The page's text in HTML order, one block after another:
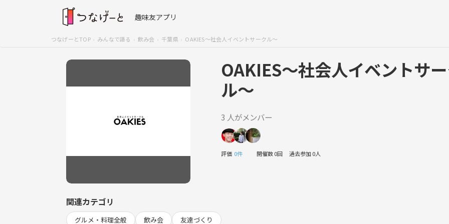
趣味友アプリ
つなげーとTOP みんなで語る 飲み会 千葉県 OAKIES〜社会人イベントサークル〜
OAKIES〜社会人イベントサ
ル〜
3 人がメンバー
評価 0件 開催数 0回 過去参加 0人
関連カテゴリ
グルメ・料理全般 飲み会 友達づくり